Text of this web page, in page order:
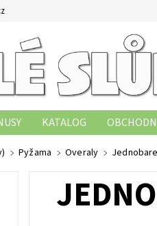
KATALOG
OCHRANY OSOBNÍCH ÚDAJŮ
Pyžama Overaly